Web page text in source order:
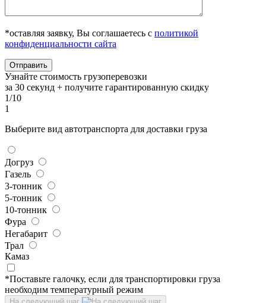
*оставляя заявку, Вы соглашаетесь с политикой
конфиденциальности сайта
Узнайте стоимость грузоперевозки
за 30 секунд + получите гарантированную скидку
1/10
1
Выберите вид автотранспорта для доставки груза
Догруз
Газель
3-тонник
5-тонник
10-тонник
Фура
Негабарит
Трал
Камаз
*Поставьте галочку, если для транспортировки груза
необходим температурный режим